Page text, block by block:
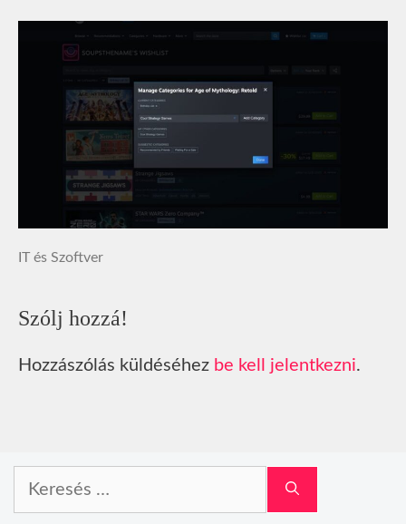
IT és Szoftver
Szólj hozzá!
Hozzászólás küldéséhez be kell jelentkezni.